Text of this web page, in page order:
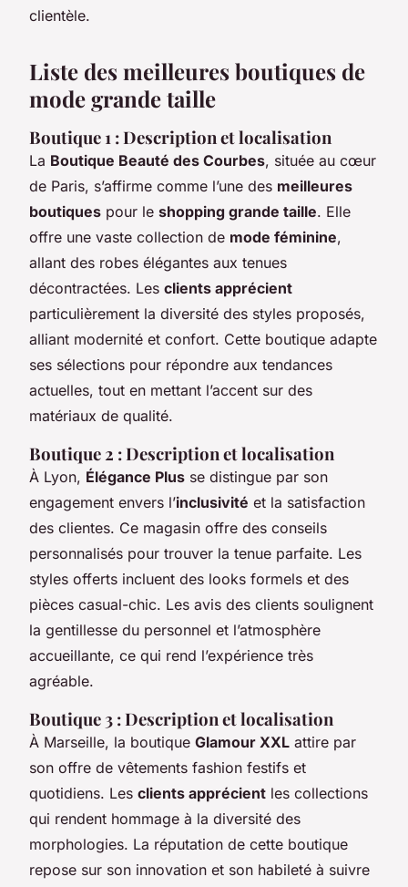
clientèle.
Liste des meilleures boutiques de
mode grande taille
Boutique 1 : Description et localisation
La Boutique Beauté des Courbes, située au cœur
de Paris, s’affirme comme l’une des meilleures
boutiques pour le shopping grande taille. Elle
offre une vaste collection de mode féminine,
allant des robes élégantes aux tenues
décontractées. Les clients apprécient
particulièrement la diversité des styles proposés,
alliant modernité et confort. Cette boutique adapte
ses sélections pour répondre aux tendances
actuelles, tout en mettant l’accent sur des
matériaux de qualité.
Boutique 2 : Description et localisation
À Lyon, Élégance Plus se distingue par son
engagement envers l’inclusivité et la satisfaction
des clientes. Ce magasin offre des conseils
personnalisés pour trouver la tenue parfaite. Les
styles offerts incluent des looks formels et des
pièces casual-chic. Les avis des clients soulignent
la gentillesse du personnel et l’atmosphère
accueillante, ce qui rend l’expérience très
agréable.
Boutique 3 : Description et localisation
À Marseille, la boutique Glamour XXL attire par
son offre de vêtements fashion festifs et
quotidiens. Les clients apprécient les collections
qui rendent hommage à la diversité des
morphologies. La réputation de cette boutique
repose sur son innovation et son habileté à suivre